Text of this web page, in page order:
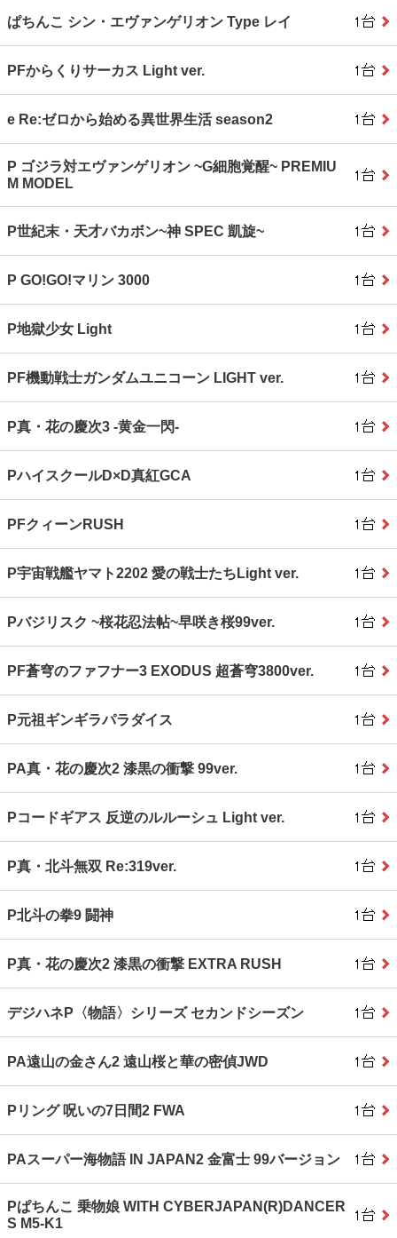
ぱちんこ シン・エヴァンゲリオン Type レイ
PFからくりサーカス Light ver.
e Re:ゼロから始める異世界生活 season2
P ゴジラ対エヴァンゲリオン ~G細胞覚醒~ PREMIU
M MODEL
P世紀末・天才バカボン~神 SPEC 凱旋~
P GO!GO!マリン 3000
P地獄少女 Light
PF機動戦士ガンダムユニコーン LIGHT ver.
P真・花の慶次3 ‐黄金一閃‐
PハイスクールD×D真紅GCA
PFクィーンRUSH
P宇宙戦艦ヤマト2202 愛の戦士たちLight ver.
Pバジリスク ~桜花忍法帖~早咲き桜99ver.
PF蒼穹のファフナー3 EXODUS 超蒼穹3800ver.
P元祖ギンギラパラダイス
PA真・花の慶次2 漆黒の衝撃 99ver.
Pコードギアス 反逆のルルーシュ Light ver.
P真・北斗無双 Re:319ver.
P北斗の拳9 闘神
P真・花の慶次2 漆黒の衝撃 EXTRA RUSH
デジハネP〈物語〉シリーズ セカンドシーズン
PA遠山の金さん2 遠山桜と華の密偵JWD
Pリング 呪いの7日間2 FWA
PAスーパー海物語 IN JAPAN2 金富士 99バージョン
Pぱちんこ 乗物娘 WITH CYBERJAPAN(R)DANCER
S M5‐K1